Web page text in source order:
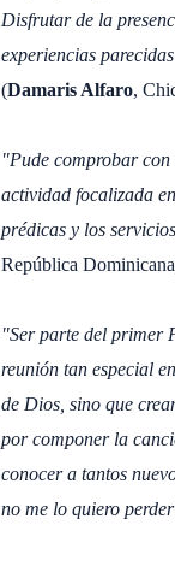
Disfrutar de la
experiencias
(Damaris Alfaro,
"Pude comprobar con
actividad focalizada
prédicas y los
República
"Ser parte del primer
reunión tan especial
de Dios, sino que
por componer la
conocer a tantos
no me lo quiero